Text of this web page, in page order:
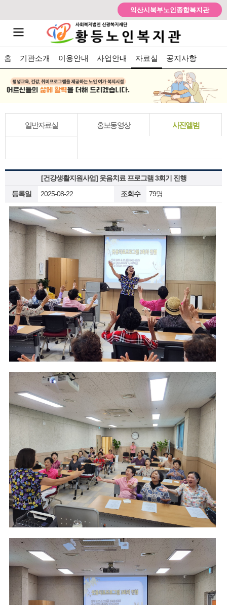
익산시북부노인종합복지관
홈 기관소개 이용안내 사업안내 자료실 공지사항
일반자료실 홍보동영상 사진앨범
[건강생활지원사업] 웃음치료 프로그램 3회기 진행
등록일
2025-08-22 조회수 79명